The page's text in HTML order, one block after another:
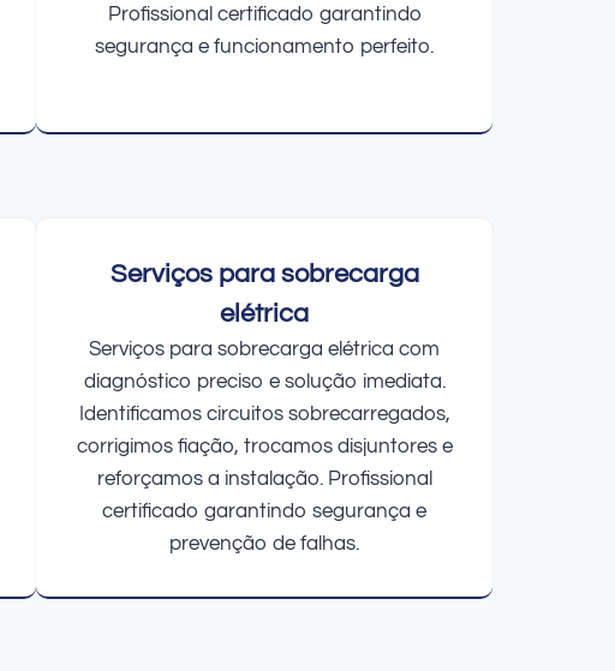
Profissional certificado garantindo
segurança e funcionamento perfeito.
Serviços para sobrecarga
elétrica
Serviços para sobrecarga elétrica com
diagnóstico preciso e solução imediata.
Identificamos circuitos sobrecarregados,
corrigimos fiação, trocamos disjuntores e
reforçamos a instalação. Profissional
certificado garantindo segurança e
prevenção de falhas.